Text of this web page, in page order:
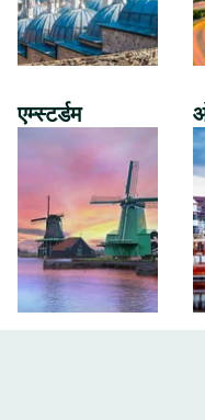
एम्स्टर्डम